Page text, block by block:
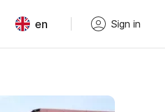
en Sign in